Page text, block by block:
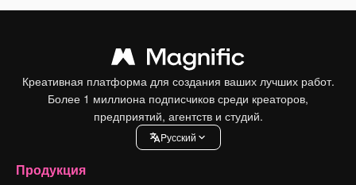
Креативная платформа для создания ваших лучших работ.
Более 1 миллиона подписчиков среди креаторов,
предприятий, агентств и студий.
Pусский
Продукция